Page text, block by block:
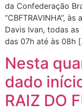
da Confederação
“CBFTRAVINHA”,
Davis Ivan, todas
das 07h até às 08h
Nesta
dado
RAIZ DO